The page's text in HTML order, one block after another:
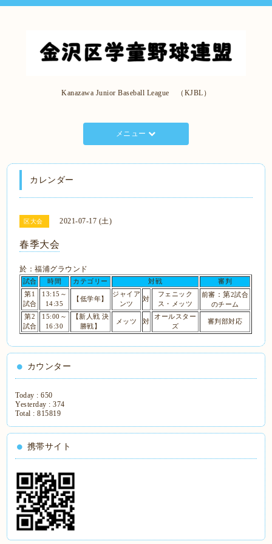
Kanazawa Junior Baseball League （KJBL）
メニュー
カレンダー
区大会 2021-07-17 (土)
春季大会
於：福浦グラウンド
試合 時間 カテゴリー 対戦
審判
第1
試合
13:15～
14:35
【低学年】
ジャイア
ンツ
対
フェニック
ス・メッツ
前審 ：第2試合
のチーム
第2
試合
15:00～
16:30
【新人戦 決
勝戦】
メッツ 対
オールスター
ズ
審判部対応
カウンター
Today :650
Yesterday :374
Total :815819
携帯サイト